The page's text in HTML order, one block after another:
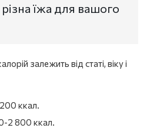
їжа для вашого
залежить від статі, віку і
ккал.
2 800 ккал.